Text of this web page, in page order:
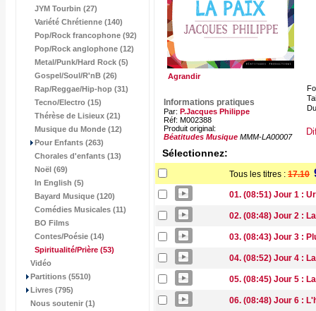
JYM Tourbin (27)
Variété Chrétienne (140)
Pop/Rock francophone (92)
Pop/Rock anglophone (12)
Metal/Punk/Hard Rock (5)
Gospel/Soul/R'nB (26)
Rap/Reggae/Hip-hop (31)
Tecno/Electro (15)
Thérèse de Lisieux (21)
Musique du Monde (12)
Pour Enfants (263)
Chorales d'enfants (13)
Noël (69)
In English (5)
Bayard Musique (120)
Comédies Musicales (11)
BO Films
Contes/Poésie (14)
Spiritualité/Prière (53)
Vidéo
Partitions (5510)
Livres (795)
Nous soutenir (1)
Agrandir
Informations pratiques
Par: P.Jacques Philippe
Réf: M002388
Produit original:
Béatitudes Musique MMM-LA00007
Sélectionnez:
Tous les titres : 17.10
01. (08:51) Jour 1 :
02. (08:48) Jour 2 :
03. (08:43) Jour 3 :
04. (08:52) Jour 4 :
05. (08:45) Jour 5 :
06. (08:48) Jour 6 :